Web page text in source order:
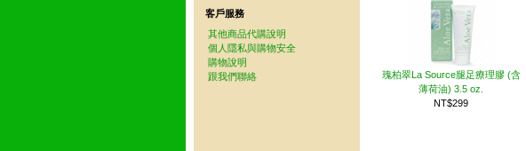
瑰柏翠La Source腿足療理膠 (含
薄荷油) 3.5 oz.
NT$299
客戶服務
其他商品代購說明
個人隱私與購物安全
購物說明
跟我們聯絡